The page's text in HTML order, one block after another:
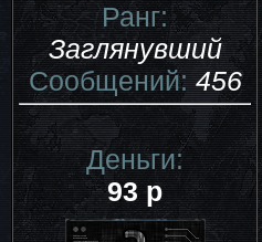
Ранг:
Заглянувший
Сообщений:456
Деньги:
93 р